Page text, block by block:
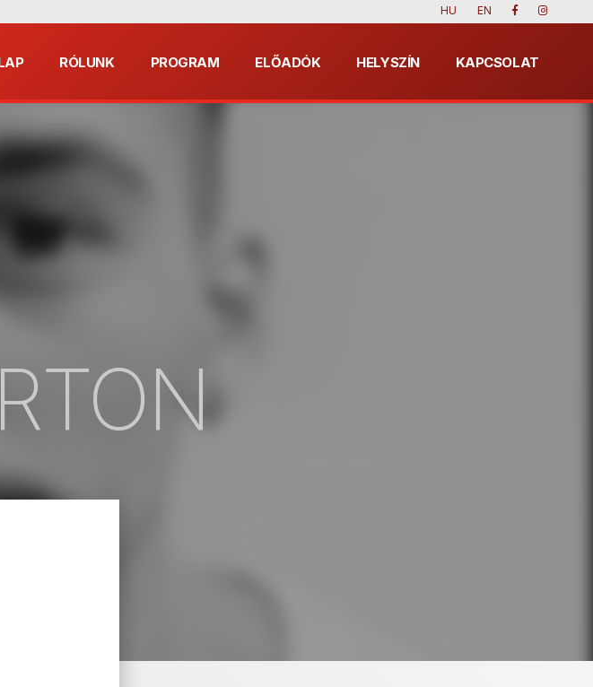
HU EN
RÓLUNK PROGRAM ELŐADÓK HELYSZÍN KAPCSOLAT